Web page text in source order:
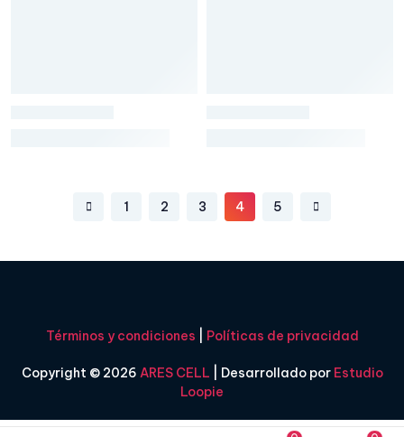
1 2 3 4 5
Términos y condiciones Políticas de privacidad
Copyright © 2026 ARES CELL | Desarrollado por Estudio
Loopie